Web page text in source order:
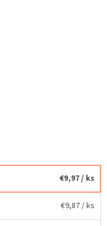
€9,97/ ks
€9,87/ ks